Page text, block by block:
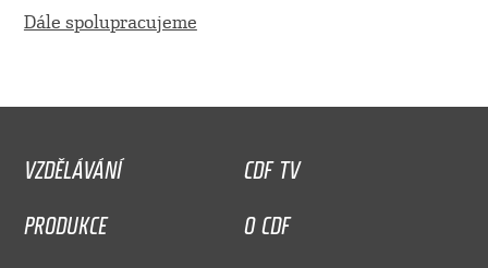
Dále spolupracujeme
VZDĚLÁVÁNÍ
CDF TV
PRODUKCE
O CDF